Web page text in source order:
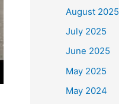
August 2025
July 2025
June 2025
May 2025
May 2024